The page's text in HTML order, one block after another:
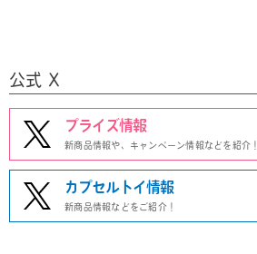
公式 X
プライズ情報
新商品情報や、キャンペーン情報などを紹介！
カプセルトイ情報
新商品情報などをご紹介！